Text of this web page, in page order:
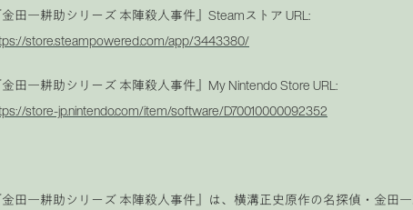
金田一耕助シリーズ 本陣殺人事件』Steamストア URL:
store.steampowered.com/app/3443380/
金田一耕助シリーズ 本陣殺人事件』My Nintendo Store URL:
store-jp.nintendo.com/item/software/D70010000092352
金田一耕助シリーズ 本陣殺人事件』は、横溝正史原作の名探偵・金